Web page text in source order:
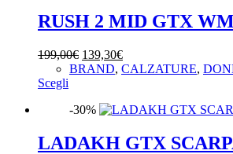
varianti.
Le
possono
essere
scelte
nella
pagina
prodotto
RUSH 2 MID GTX
199,00€ Il
prezzo
199,00€.
139,30€Il
prezzo
139,30€.
BRAND, CALZATURE,
Scegli
ha
varianti.
-30%
LADAKH GTX